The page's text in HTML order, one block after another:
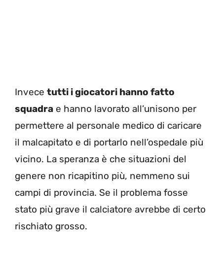
Invece tutti i giocatori hanno fatto
squadra e hanno lavorato all’unisono per
permettere al personale medico di caricare
il malcapitato e di portarlo nell’ospedale più
vicino. La speranza è che situazioni del
genere non ricapitino più, nemmeno sui
campi di provincia. Se il problema fosse
stato più grave il calciatore avrebbe di certo
rischiato grosso.